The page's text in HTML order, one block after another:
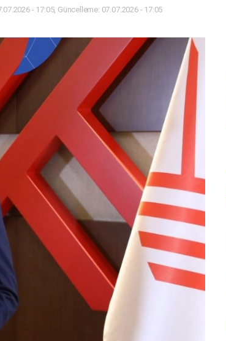
- 17:05, Güncelleme: 07.07.2026 - 17:05